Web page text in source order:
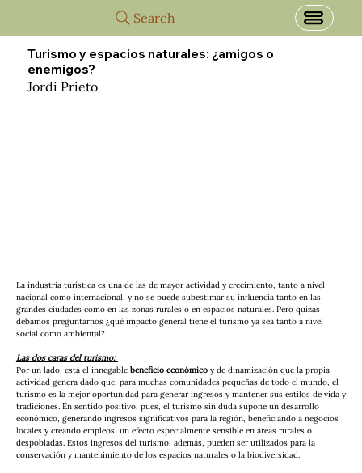
Search
Turismo y espacios naturales: ¿amigos o
enemigos?
Jordi Prieto
La industria turística es una de las de mayor actividad y crecimiento, tanto a nivel
nacional como internacional, y no se puede subestimar su influencia tanto en las
grandes ciudades como en las zonas rurales o en espacios naturales. Pero quizás
debamos preguntarnos ¿qué impacto general tiene el turismo ya sea tanto a nivel
social como ambiental?
Las dos caras del turismo:
Por un lado, está el innegable beneficio económico y de dinamización que la propia
actividad genera dado que, para muchas comunidades pequeñas de todo el mundo, el
turismo es la mejor oportunidad para generar ingresos y mantener sus estilos de vida y
tradiciones. En sentido positivo, pues, el turismo sin duda supone un desarrollo
económico, generando ingresos significativos para la región, beneficiando a negocios
locales y creando empleos, un efecto especialmente sensible en áreas rurales o
despobladas. Estos ingresos del turismo, además, pueden ser utilizados para la
conservación y mantenimiento de los espacios naturales o la biodiversidad.